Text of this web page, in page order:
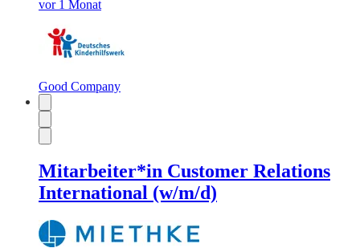
vor 1 Monat
Good Company
Mitarbeiter*in Customer Relations
International (w/m/d)